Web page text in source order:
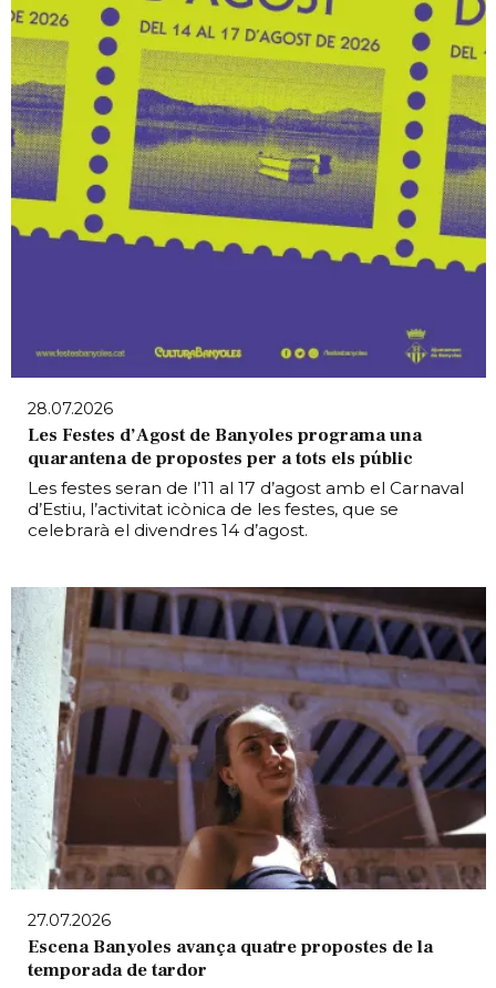
28.07.2026
Les Festes d’Agost de Banyoles programa una
quarantena de propostes per a tots els públic
Les festes seran de l’11 al 17 d’agost amb el Carnaval
d’Estiu, l’activitat icònica de les festes, que se
celebrarà el divendres 14 d’agost.
27.07.2026
Escena Banyoles avança quatre propostes de la
temporada de tardor